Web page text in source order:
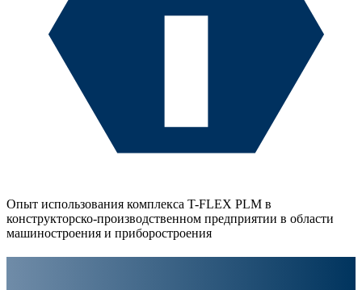
Опыт использования комплекса T-FLEX PLM в
конструкторско-производственном предприятии в области
машиностроения и приборостроения